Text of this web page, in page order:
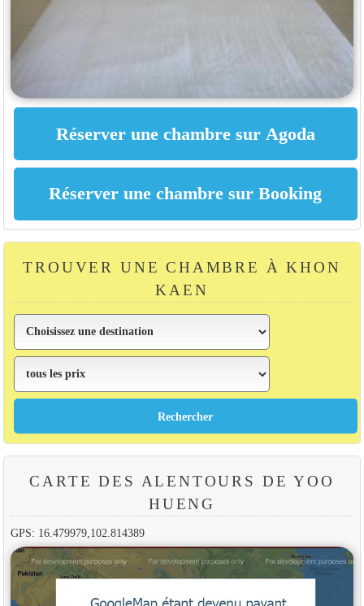
TROUVER UNE CHAMBRE À KHON
KAEN
CARTE DES ALENTOURS DE YOO
HUENG
GPS: 16.479979,102.814389